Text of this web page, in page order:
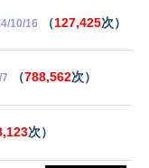
10/16 （127,425次）
（788,562次）
次）